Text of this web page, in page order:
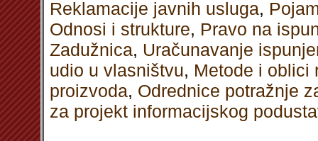
Reklamacije javnih usluga,
Odnosi i strukture, Pravo na
Zadužnica, Uračunavanje
udio u vlasništvu, Metode i oblici
proizvoda, Odrednice potražnje
za projekt informacijskog